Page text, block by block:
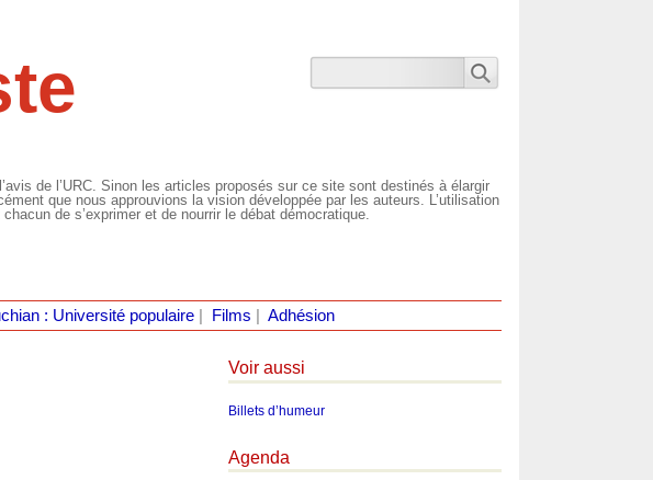
de l’URC. Sinon les articles proposés sur ce site sont destinés à élargir
que nous approuvions la vision développée par les auteurs. L’utilisation
de s’exprimer et de nourrir le débat démocratique.
: Université populaire| Films Adhésion
Voir aussi
Billets d’humeur
Agenda